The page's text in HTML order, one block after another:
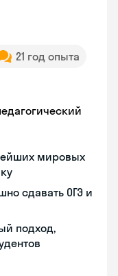
21 год опыта
мировых
сдавать ОГЭ и
подход,